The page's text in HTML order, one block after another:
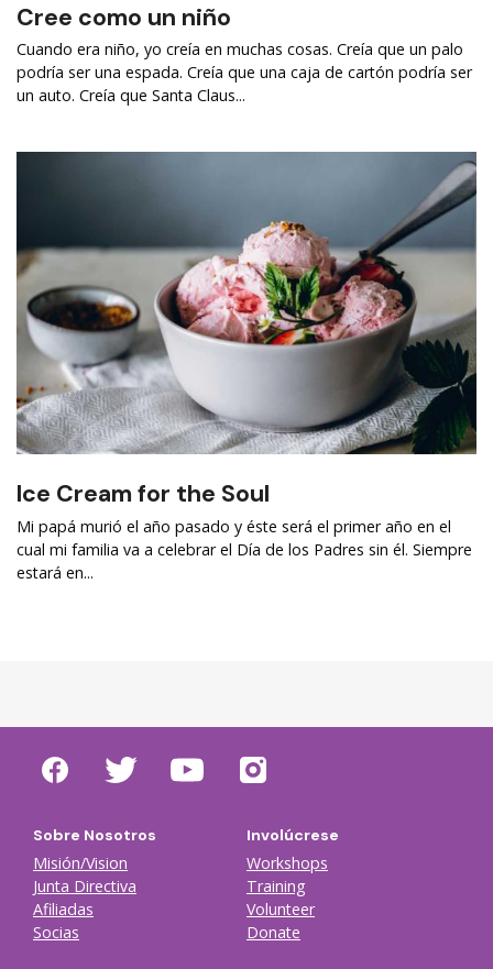
Cree como un niño
Cuando era niño, yo creía en muchas cosas. Creía que un palo
podría ser una espada. Creía que una caja de cartón podría ser
un auto. Creía que Santa Claus...
Ice Cream for the Soul
Mi papá murió el año pasado y éste será el primer año en el
cual mi familia va a celebrar el Día de los Padres sin él. Siempre
estará en...
Sobre Nosotros
Misión/Vision
Junta Directiva
Afiliadas
Socias
Involúcrese
Workshops
Training
Volunteer
Donate